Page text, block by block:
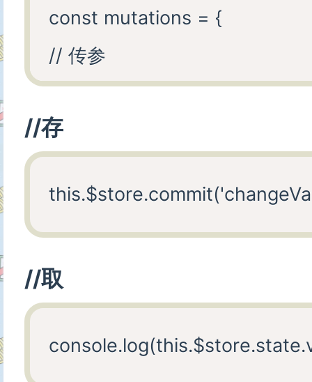
import store from '@/vuex/
import
data() {
msg: 'vueX的实践',
}
// 必须要写
const mutations = {
// 传参
add(state,n){
console.log(n)
},
reduce(state){
state.count--
}
//存
//取